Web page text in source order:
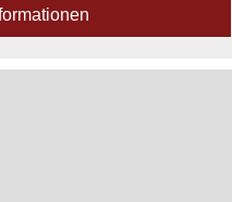
zum Erzählen kommen, das